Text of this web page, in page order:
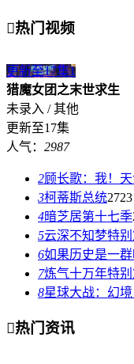
热门视频
更新至17集1
猎魔女团之末世求生
未录入 / 其他
更新至17集
人气： 2987
2顾长歌：我！
3柯蒂斯总统2723
4暗芝居第十七季
5云深不知梦特
6如果历史是一
7炼气十万年特
8星球大战：幻
热门资讯